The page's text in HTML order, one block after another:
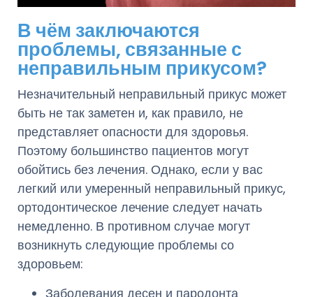
В чём заключаются
проблемы, связанные с
неправильным прикусом?
Незначительный неправильный прикус может
быть не так заметен и, как правило, не
представляет опасности для здоровья.
Поэтому большинство пациентов могут
обойтись без лечения. Однако, если у вас
легкий или умеренный неправильный прикус,
ортодонтическое лечение следует начать
немедленно. В противном случае могут
возникнуть следующие проблемы со
здоровьем:
Заболевания десен и пародонта